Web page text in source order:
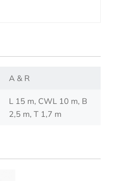
A & R
L 15 m, CWL 10 m, B
2,5 m, T 1,7 m